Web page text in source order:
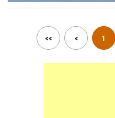
<< < 1